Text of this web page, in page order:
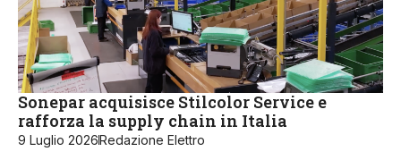
Sonepar acquisisce Stilcolor Service e
rafforza la supply chain in Italia
9 Luglio 2026Redazione Elettro